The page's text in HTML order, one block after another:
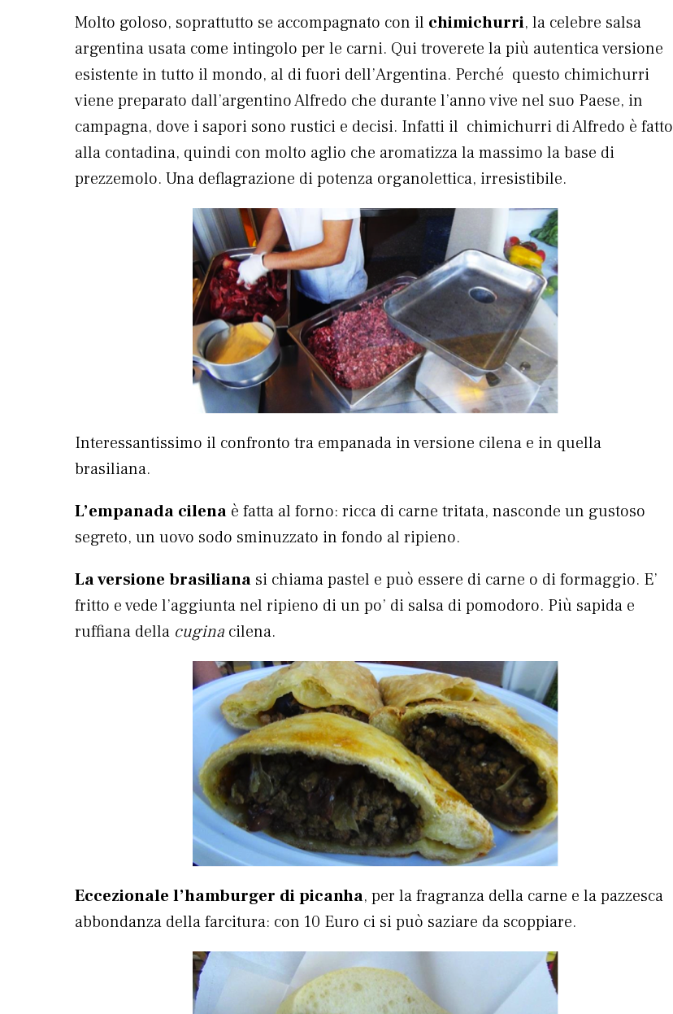
Molto goloso, soprattutto se accompagnato con il chimichurri, la celebre salsa
argentina usata come intingolo per le carni. Qui troverete la più autentica versione
esistente in tutto il mondo, al di fuori dell’Argentina. Perché questo chimichurri
viene preparato dall’argentino Alfredo che durante l’anno vive nel suo Paese, in
campagna, dove i sapori sono rustici e decisi. Infatti il chimichurri di Alfredo è fatto
alla contadina, quindi con molto aglio che aromatizza la massimo la base di
prezzemolo. Una deflagrazione di potenza organolettica, irresistibile.
Interessantissimo il confronto tra empanada in versione cilena e in quella
brasiliana.
L’empanada cilena è fatta al forno: ricca di carne tritata, nasconde un gustoso
segreto, un uovo sodo sminuzzato in fondo al ripieno.
La versione brasiliana si chiama pastel e può essere di carne o di formaggio. E’
fritto e vede l’aggiunta nel ripieno di un po’ di salsa di pomodoro. Più sapida e
ruffiana della cugina cilena.
Eccezionale l’hamburger di picanha, per la fragranza della carne e la pazzesca
abbondanza della farcitura: con 10 Euro ci si può saziare da scoppiare.